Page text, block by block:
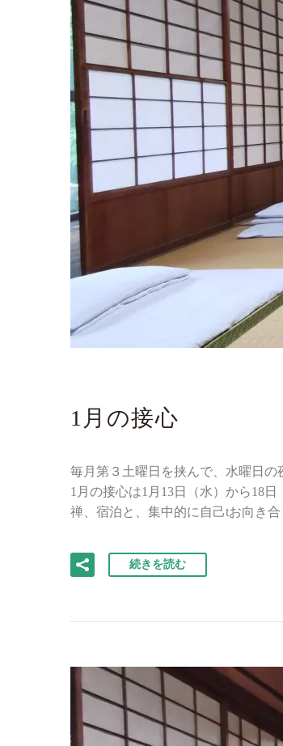
1月の接心
毎月第３土曜日を挟んで、水曜日の
1月の接心は1月13日（水）から18
禅、宿泊と、集中的に自己tお向き合
続きを読む